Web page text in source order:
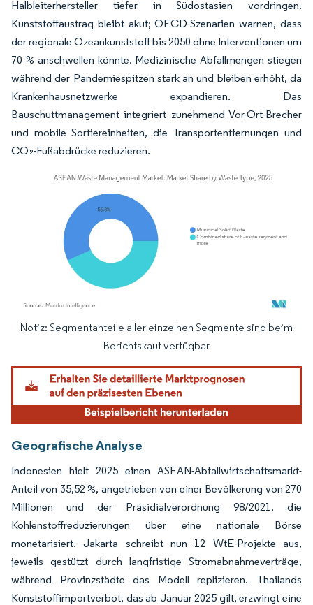
Halbleiterhersteller tiefer in Südostasien vordringen.
Kunststoffaustrag bleibt akut; OECD-Szenarien warnen, dass
der regionale Ozeankunststoff bis 2050 ohne Interventionen um
70 % anschwellen könnte. Medizinische Abfallmengen stiegen
während der Pandemiespitzen stark an und bleiben erhöht, da
Krankenhausnetzwerke expandieren. Das
Bauschuttmanagement integriert zunehmend Vor-Ort-Brecher
und mobile Sortiereinheiten, die Transportentfernungen und
CO₂-Fußabdrücke reduzieren.
Bild © Mordor Intelligence. Wiederverwendung erfordert Namensnennung
Notiz: Segmentanteile aller einzelnen Segmente sind beim
Berichtskauf verfügbar
Geografische Analyse
Indonesien hielt 2025 einen ASEAN-Abfallwirtschaftsmarkt-
Anteil von 35,52 %, angetrieben von einer Bevölkerung von 270
Millionen und der Präsidialverordnung 98/2021, die
Kohlenstoffreduzierungen über eine nationale Börse
monetarisiert. Jakarta schreibt nun 12 WtE-Projekte aus,
jeweils gestützt durch langfristige Stromabnahmeverträge,
während Provinzstädte das Modell replizieren. Thailands
Kunststoffimportverbot, das ab Januar 2025 gilt, erzwingt eine